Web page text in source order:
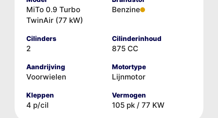
MiTo 0.9 Turbo
TwinAir (77 kW)
Benzine
Cilinders
2
Cilinderinhoud
875 CC
Aandrijving
Voorwielen
Motortype
Lijnmotor
Kleppen
4 p/cil
Vermogen
105 pk / 77 KW